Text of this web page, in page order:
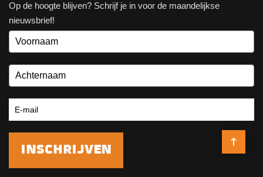
Op de hoogte blijven? Schrijf je in voor de maandelijkse
nieuwsbrief!
INSCHRIJVEN